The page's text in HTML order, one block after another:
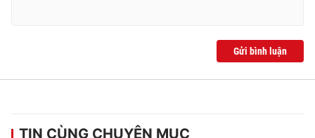
Gửi bình luận
TIN CÙNG CHUYÊN MỤC